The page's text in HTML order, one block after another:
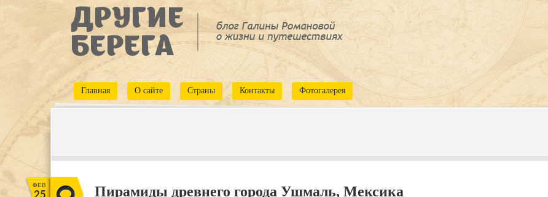
Главная О сайте Страны Контакты Фотогалерея
ФЕВ
25 Пирамиды древнего города Ушмаль, Мексика